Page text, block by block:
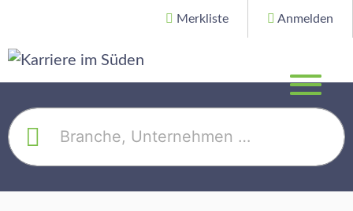
Merkliste Anmelden